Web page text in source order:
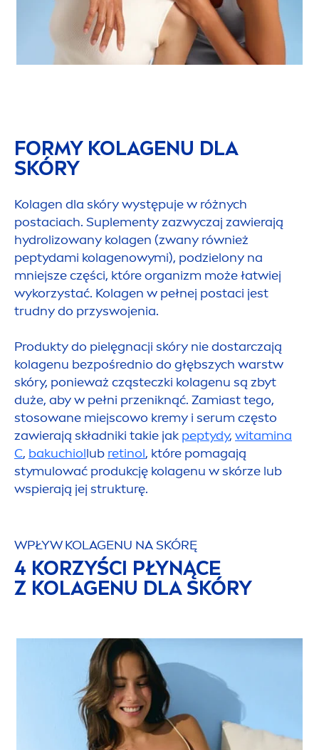
FORMY KOLAGENU DLA
SKÓRY
Kolagen dla skóry występuje w różnych
postaciach. Suplementy zazwyczaj zawierają
hydrolizowany kolagen (zwany również
peptydami kolagenowymi), podzielony na
mniejsze części, które organizm może łatwiej
wykorzystać. Kolagen w pełnej postaci jest
trudny do przyswojenia.
Produkty do pielęgnacji skóry nie dostarczają
kolagenu bezpośrednio do głębszych warstw
skóry, ponieważ cząsteczki kolagenu są zbyt
duże, aby w pełni przeniknąć. Zamiast tego,
stosowane miejscowo kremy i serum często
zawierają składniki takie jak peptydy, witamina
C, bakuchiollub retinol, które pomagają
stymulować produkcję kolagenu w skórze lub
wspierają jej strukturę.
WPŁYW KOLAGENU NA SKÓRĘ
4 KORZYŚCI PŁYNĄCE
Z KOLAGENU DLA SKÓRY